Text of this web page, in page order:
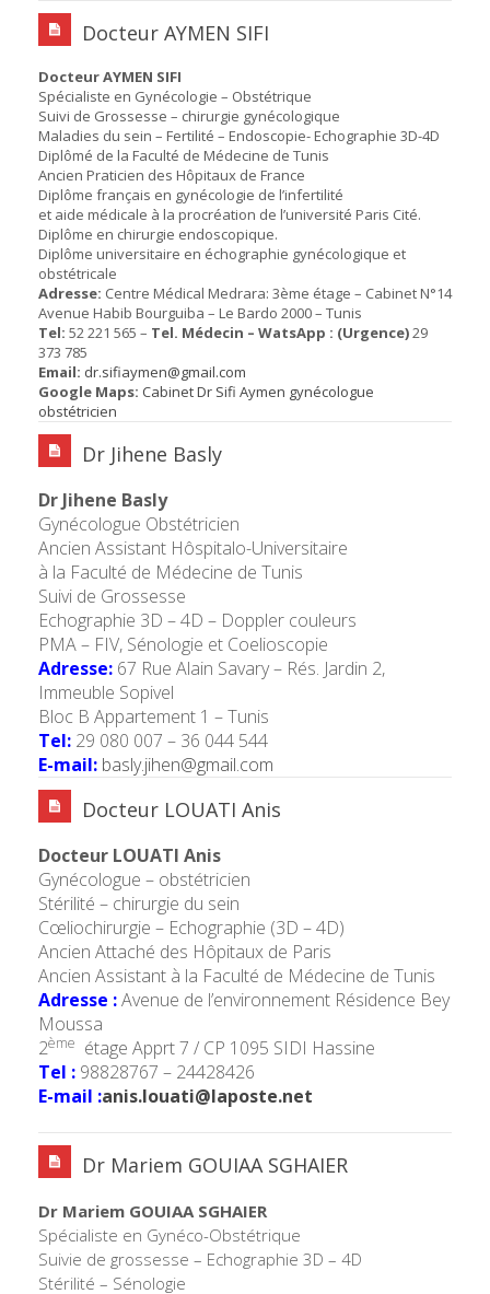
Docteur AYMEN SIFI
Docteur AYMEN SIFI
Spécialiste en Gynécologie – Obstétrique
Suivi de Grossesse – chirurgie gynécologique
Maladies du sein – Fertilité – Endoscopie- Echographie 3D-4D
Diplômé de la Faculté de Médecine de Tunis
Ancien Praticien des Hôpitaux de France
Diplôme français en gynécologie de l’infertilité
et aide médicale à la procréation de l’université Paris Cité.
Diplôme en chirurgie endoscopique.
Diplôme universitaire en échographie gynécologique et
obstétricale
Adresse: Centre Médical Medrara: 3ème étage – Cabinet N°14
Avenue Habib Bourguiba – Le Bardo 2000 – Tunis
Tel: 52 221 565 – Tel. Médecin – WatsApp : (Urgence)29
373 785
Email: dr.sifiaymen@gmail.com
Google Maps: Cabinet Dr Sifi Aymen gynécologue
obstétricien
Dr Jihene Basly
Dr Jihene Basly
Gynécologue Obstétricien
Ancien Assistant Hôspitalo-Universitaire
à la Faculté de Médecine de Tunis
Suivi de Grossesse
Echographie 3D – 4D – Doppler couleurs
PMA – FIV, Sénologie et Coelioscopie
Adresse: 67 Rue Alain Savary – Rés. Jardin 2,
Immeuble Sopivel
Bloc B Appartement 1 – Tunis
Tel: 29 080 007 – 36 044 544
E-mail: basly.jihen@gmail.com
Docteur LOUATI Anis
Docteur LOUATI Anis
Gynécologue – obstétricien
Stérilité – chirurgie du sein
Cœliochirurgie – Echographie (3D – 4D)
Ancien Attaché des Hôpitaux de Paris
Ancien Assistant à la Faculté de Médecine de Tunis
Adresse :Avenue de l’environnement Résidence Bey
Moussa
2ème étage Apprt 7 / CP 1095 SIDI Hassine
Tel : 98828767 – 24428426
E-mail :anis.louati@laposte.net
Dr Mariem GOUIAA SGHAIER
Dr Mariem GOUIAA SGHAIER
Spécialiste en Gynéco-Obstétrique
Suivie de grossesse – Echographie 3D – 4D
Stérilité – Sénologie